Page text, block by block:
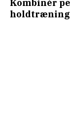
Kombinér